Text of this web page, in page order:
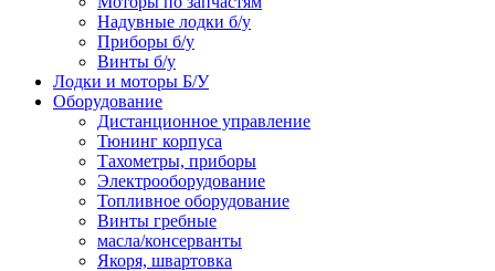
Надувные лодки б/у
Приборы б/у
Винты б/у
Лодки и моторы Б/У
Оборудование
Дистанционное управление
Тюнинг корпуса
Тахометры, приборы
Электрооборудование
Топливное оборудование
Винты гребные
масла/консерванты
Якоря, швартовка